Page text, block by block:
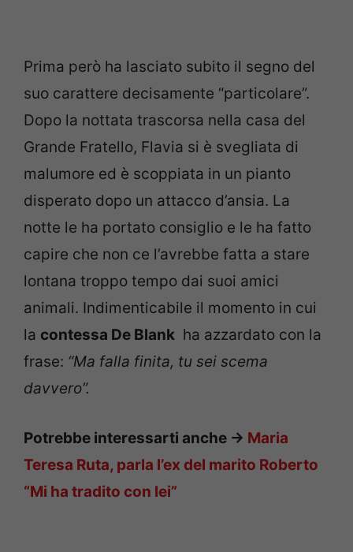
Prima però ha lasciato subito il segno del
suo carattere decisamente “particolare”.
Dopo la nottata trascorsa nella casa del
Grande Fratello, Flavia si è svegliata di
malumore ed è scoppiata in un pianto
disperato dopo un attacco d’ansia. La
notte le ha portato consiglio e le ha fatto
capire che non ce l’avrebbe fatta a stare
lontana troppo tempo dai suoi amici
animali. Indimenticabile il momento in cui
la contessa De Blank ha azzardato con la
frase: “Ma falla finita, tu sei scema
davvero”.
Potrebbe interessarti anche -> Maria
Teresa Ruta, parla l’ex del marito Roberto
“Mi ha tradito con lei”